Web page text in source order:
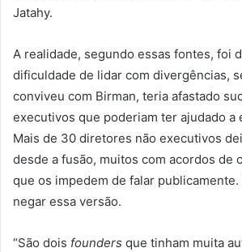
Jatahy.
A realidade, segundo essas fontes, foi
dificuldade de lidar com divergências,
conviveu com Birman, teria afastado
executivos que poderiam ter ajudado a
Mais de 30 diretores não executivos
desde a fusão, muitos com acordos de
que os impedem de falar
negar essa versão.
“São dois founders que tinham muita